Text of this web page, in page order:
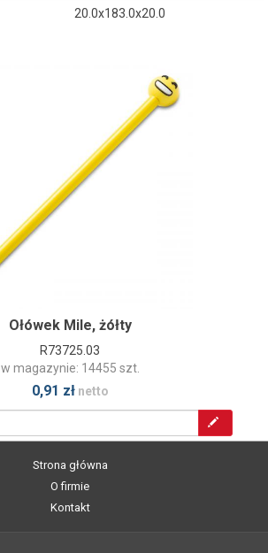
20.0x183.0x20.0
Ołówek Mile, żółty
R73725.03
w magazynie: 14455 szt.
0,91 złnetto
Strona główna
O firmie
Kontakt